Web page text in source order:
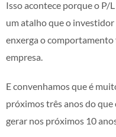
Isso acontece porque o
um atalho que o
enxerga o
empresa.
E convenhamos que é
próximos três anos do que
gerar nos próximos 10